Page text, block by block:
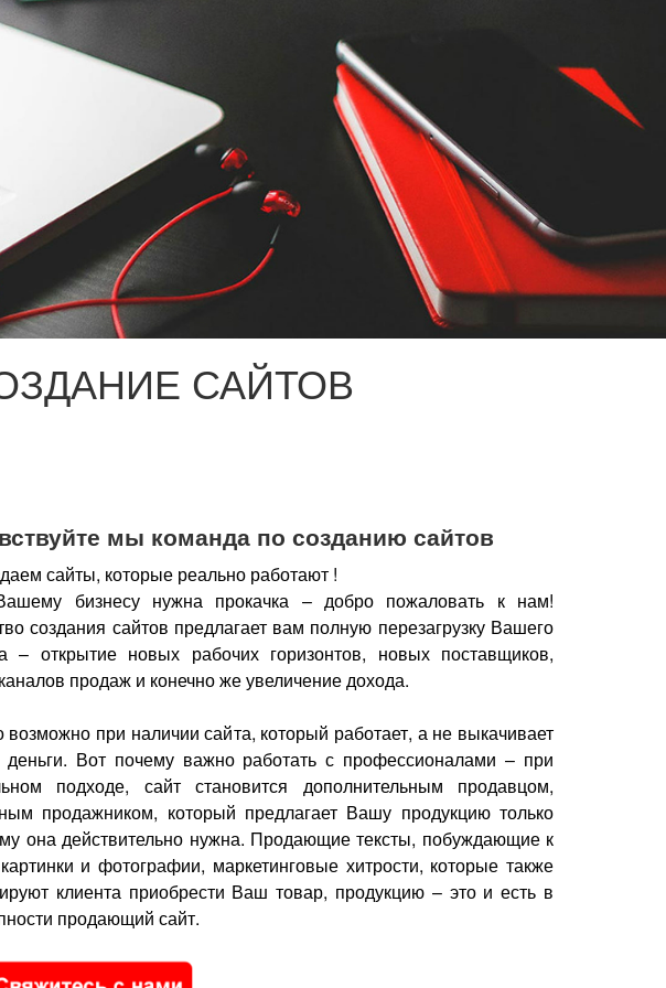
САЙТОВ
мы команда по созданию сайтов
сайты, которые реально работают !
бизнесу нужна прокачка – добро пожаловать к нам!
создания сайтов предлагает вам полную перезагрузку Вашего
– открытие новых рабочих горизонтов, новых поставщиков,
продаж и конечно же увеличение дохода.
возможно при наличии сайта, который работает, а не выкачивает
Вот почему важно работать с профессионалами – при
подходе, сайт становится дополнительным продавцом,
продажником, который предлагает Вашу продукцию только
она действительно нужна. Продающие тексты, побуждающие к
и фотографии, маркетинговые хитрости, которые также
клиента приобрести Ваш товар, продукцию – это и есть в
продающий сайт.